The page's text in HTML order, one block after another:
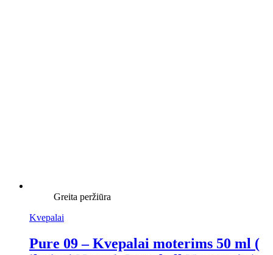
Greita peržiūra
Kvepalai
Pure 09 – Kvepalai moterims 50 ml (